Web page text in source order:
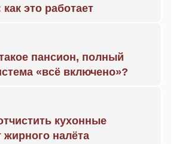
это работает
пансион, полный
«всё включено»?
кухонные
налёта